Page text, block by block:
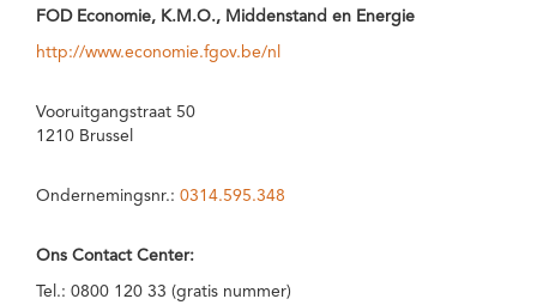
FOD Economie, K.M.O., Middenstand en Energie
http://www.economie.fgov.be/nl
Vooruitgangstraat 50
1210 Brussel
Ondernemingsnr.: 0314.595.348
Ons Contact Center:
Tel.: 0800 120 33 (gratis nummer)